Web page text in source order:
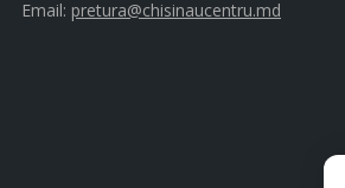
Email: pretura@chisinaucentru.md